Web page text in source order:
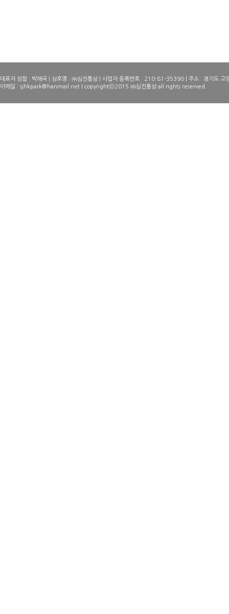
대표자 성함 : 박해국 | 상호명 : ㈜심진통상 | 사업자 등록번호 : 210-81-35390 | 주소 : 경기
이메일 : sjhkpark@hanmail.net | copyrightⓒ2015 ㈜심진통상 all rights reserved.